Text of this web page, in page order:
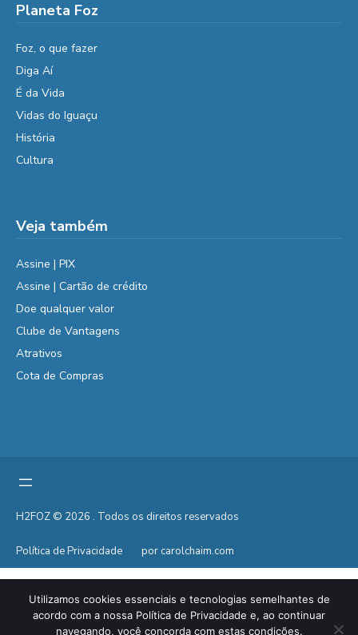
Planeta Foz
Foz, o que fazer
Diga Aí
É da Vida
Vidas do Iguaçu
História
Cultura
Veja também
Assine | PIX
Assine | Cartão de crédito
Doe qualquer valor
Clube de Vantagens
Atrativos
Cota de Compras
H2FOZ © 2026 . Todos os direitos reservados
Política de Privacidade por carolchaim.com
Utilizamos cookies essenciais e tecnologias semelhantes de
acordo com a nossa Política de Privacidade e, ao continuar
navegando, você concorda com estas condições.